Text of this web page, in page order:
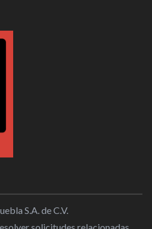
S.A. de C.V.